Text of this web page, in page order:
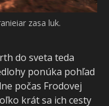
a navyše lieči.
do sveta teda
ponúka pohľad
počas Frodovej
krát sa ich cesty